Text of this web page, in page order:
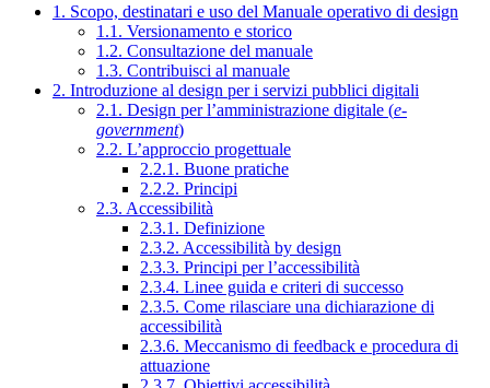
1. Scopo, destinatari e uso del Manuale operativo di design
1.1. Versionamento e storico
1.2. Consultazione del manuale
1.3. Contribuisci al manuale
2. Introduzione al design per i servizi pubblici digitali
2.1. Design per l’amministrazione digitale (e-
government)
2.2. L’approccio progettuale
2.2.1. Buone pratiche
2.2.2. Principi
2.3. Accessibilità
2.3.1. Definizione
2.3.2. Accessibilità by design
2.3.3. Principi per l’accessibilità
2.3.4. Linee guida e criteri di successo
2.3.5. Come rilasciare una dichiarazione di
accessibilità
2.3.6. Meccanismo di feedback e procedura di
attuazione